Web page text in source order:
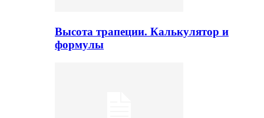
Высота трапеции. Калькулятор и
формулы